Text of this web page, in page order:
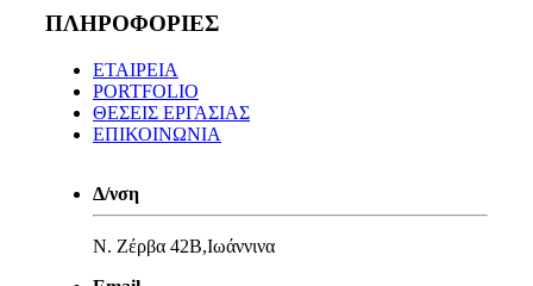
ΠΛΗΡΟΦΟΡΙΕΣ
ΕΤΑΙΡΕΙΑ
PORTFOLIO
ΘΕΣΕΙΣ ΕΡΓΑΣΙΑΣ
ΕΠΙΚΟΙΝΩΝΙΑ
Δ/νση
Ν. Ζέρβα 42Β,Ιωάννινα